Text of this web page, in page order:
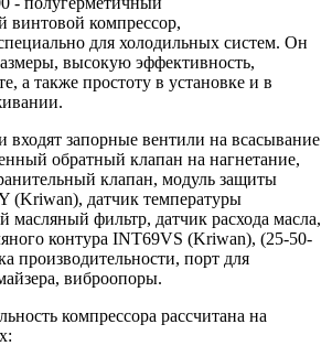
винтовой компрессор,
для холодильных систем. Он
высокую эффективность,
а также простоту в установке и в
входят запорные вентили на всасывание
обратный клапан на нагнетание,
клапан, модуль защиты
(Kriwan), датчик температуры
масляный фильтр, датчик расхода масла,
контура INT69VS (Kriwan), (25-50-
производительности, порт для
виброопоры.
компрессора рассчитана на